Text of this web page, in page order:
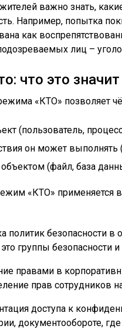
важно знать,
Например, попытка
как
лиц –
что это
«КТО» позволяет
(пользователь,
он может выполнять
(файл, база
«КТО» применяется
политик безопасности
группы безопасности
правами в
прав сотрудников
доступа к
документообороте,